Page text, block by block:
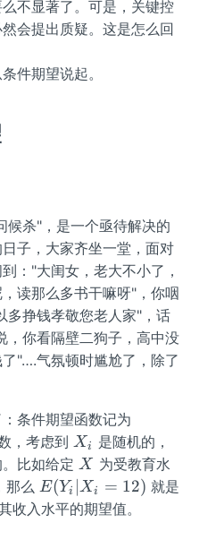
不显著了。可是，关键控
会提出质疑。这是怎么回
件期望说起。
候杀"，是一个亟待解决的
子，大家齐坐一堂，面对
："大闺女，老大不小了，
读那么多书干嘛呀"，你咽
多挣钱孝敬您老人家"，话
，你看隔壁二狗子，高中没
"….气氛顿时尴尬了，除了
条件期望函数记为
(Y
_i|
X
，考虑到X
_
i
Xi
是随机的，
比如给定 X
X 为受教育水
那么E
(Y
E(Yi Xi = 12) 就是
收入水平的期望值。